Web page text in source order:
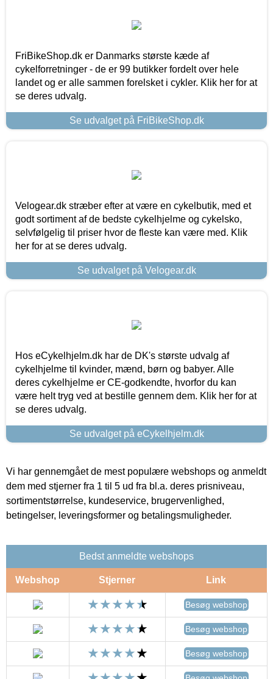
FriBikeShop.dk er Danmarks største kæde af
cykelforretninger - de er 99 butikker fordelt over hele
landet og er alle sammen forelsket i cykler. Klik her for at
se deres udvalg.
Se udvalget på FriBikeShop.dk
Velogear.dk stræber efter at være en cykelbutik, med et
godt sortiment af de bedste cykelhjelme og cykelsko,
selvfølgelig til priser hvor de fleste kan være med. Klik
her for at se deres udvalg.
Se udvalget på Velogear.dk
Hos eCykelhjelm.dk har de DK's største udvalg af
cykelhjelme til kvinder, mænd, børn og babyer. Alle
deres cykelhjelme er CE-godkendte, hvorfor du kan
være helt tryg ved at bestille gennem dem. Klik her for at
se deres udvalg.
Se udvalget på eCykelhjelm.dk
Vi har gennemgået de mest populære webshops og anmeldt
dem med stjerner fra 1 til 5 ud fra bl.a. deres prisniveau,
sortimentstørrelse, kundeservice, brugervenlighed,
betingelser, leveringsformer og betalingsmuligheder.
Bedst anmeldte webshops
Webshop Stjerner Link
Besøg webshop
Besøg webshop
Besøg webshop